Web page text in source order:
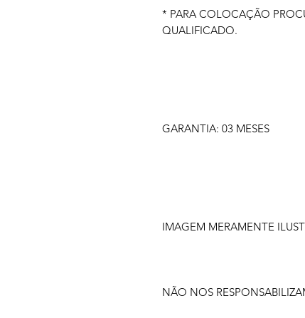
* PARA COLOCAÇÃO
QUALIFICADO.
GARANTIA: 03 MESES
IMAGEM MERAMENTE
NÃO NOS